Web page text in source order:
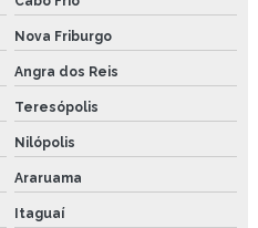
Nova Friburgo
Angra dos Reis
Teresópolis
Nilópolis
Araruama
Itaguaí